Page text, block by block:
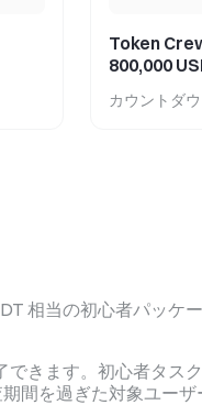
Token
800,000
カウントダ
相当の初心者パッケ
きます。初心者タス
間を過ぎた対象ユー